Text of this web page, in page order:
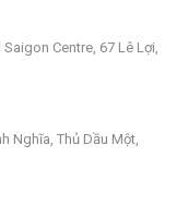
Centre, 67 Lê Lợi,
Nghĩa, Thủ Dầu Một,